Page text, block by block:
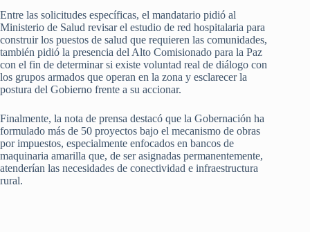
Entre las solicitudes específicas, el mandatario pidió al
Ministerio de Salud revisar el estudio de red hospitalaria para
construir los puestos de salud que requieren las comunidades,
también pidió la presencia del Alto Comisionado para la Paz
con el fin de determinar si existe voluntad real de diálogo con
los grupos armados que operan en la zona y esclarecer la
postura del Gobierno frente a su accionar.
Finalmente, la nota de prensa destacó que la Gobernación ha
formulado más de 50 proyectos bajo el mecanismo de obras
por impuestos, especialmente enfocados en bancos de
maquinaria amarilla que, de ser asignadas permanentemente,
atenderían las necesidades de conectividad e infraestructura
rural.